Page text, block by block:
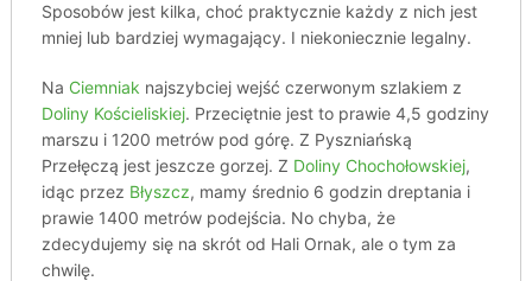
Sposobów jest kilka, choć praktycznie każdy z nich jest
mniej lub bardziej wymagający. I niekoniecznie legalny.
Na Ciemniak najszybciej wejść czerwonym szlakiem z
Doliny Kościeliskiej. Przeciętnie jest to prawie 4,5 godziny
marszu i 1200 metrów pod górę. Z Pyszniańską
Przełęczą jest jeszcze gorzej. Z Doliny Chochołowskiej,
idąc przez Błyszcz, mamy średnio 6 godzin dreptania i
prawie 1400 metrów podejścia. No chyba, że
zdecydujemy się na skrót od Hali Ornak, ale o tym za
chwilę.